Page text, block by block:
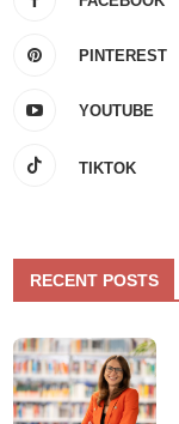
PINTEREST
YOUTUBE
TIKTOK
RECENT POSTS